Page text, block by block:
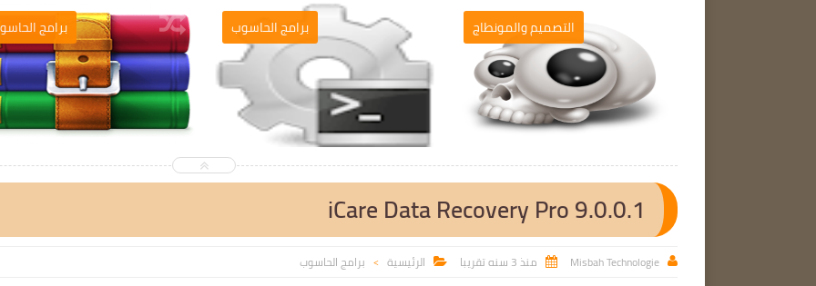
برامج برامج الحاسوب التصميم والمونطاج
iCare Data Recovery Pro 9.0.0.1

Misbah Technologie
 منذ 3 سنه تقريبا  الرئيسية > برامج الحاسوب